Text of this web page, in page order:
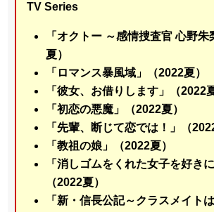
TV Series
「オクトー ～感情捜査官 心野
夏）
「ロマンス暴風域」（2022夏）
「彼女、お借りします」（2022
「初恋の悪魔」（2022夏）
「先輩、断じて恋では！」（
「教祖の娘」（2022夏）
「消しゴムをくれた女子を好き
（2022夏）
「新・信長公記～クラスメイト